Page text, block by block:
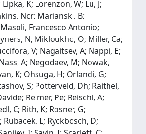
K; Lorenzon, W; Lu, J;
Ncr; Marianski, B;
Francesco Antonio;
N; Mikloukho, O; Miller, Ca;
V; Nagaitsev, A; Nappi, E;
A; Negodaev, M; Nowak,
K; Ohsuga, H; Orlandi, G;
S; Potterveld, Dh; Raithel,
Reimer, Pe; Reischl, A;
C; Rith, K; Rosner, G;
Rubacek, L; Ryckbosch, D;